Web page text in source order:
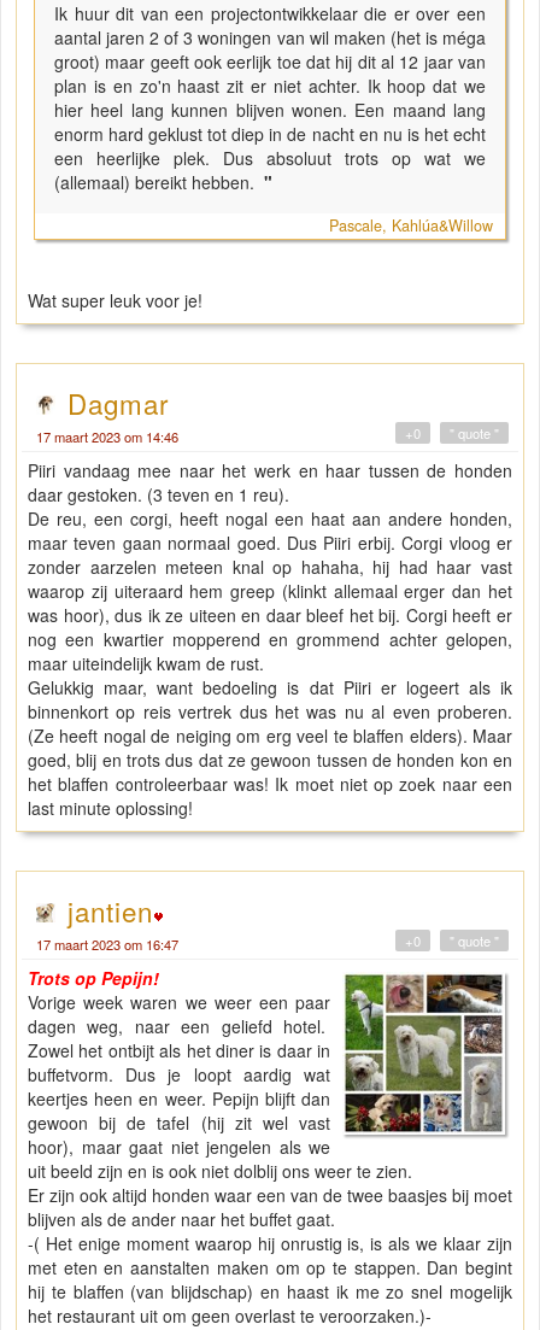
Ik huur dit van een projectontwikkelaar die er over een
aantal jaren 2 of 3 woningen van wil maken (het is méga
groot) maar geeft ook eerlijk toe dat hij dit al 12 jaar van
plan is en zo'n haast zit er niet achter. Ik hoop dat we
hier heel lang kunnen blijven wonen. Een maand lang
enorm hard geklust tot diep in de nacht en nu is het echt
een heerlijke plek. Dus absoluut trots op wat we
(allemaal) bereikt hebben. "
Pascale, Kahlúa&Willow
Wat super leuk voor je!
Dagmar
17 maart 2023 om 14:46 " quote "
+0
Piiri vandaag mee naar het werk en haar tussen de honden
daar gestoken. (3 teven en 1 reu).
De reu, een corgi, heeft nogal een haat aan andere honden,
maar teven gaan normaal goed. Dus Piiri erbij. Corgi vloog er
zonder aarzelen meteen knal op hahaha, hij had haar vast
waarop zij uiteraard hem greep (klinkt allemaal erger dan het
was hoor), dus ik ze uiteen en daar bleef het bij. Corgi heeft er
nog een kwartier mopperend en grommend achter gelopen,
maar uiteindelijk kwam de rust.
Gelukkig maar, want bedoeling is dat Piiri er logeert als ik
binnenkort op reis vertrek dus het was nu al even proberen.
(Ze heeft nogal de neiging om erg veel te blaffen elders). Maar
goed, blij en trots dus dat ze gewoon tussen de honden kon en
het blaffen controleerbaar was! Ik moet niet op zoek naar een
last minute oplossing!
jantien
17 maart 2023 om 16:47 " quote "
+0
Trots op Pepijn!
Vorige week waren we weer een paar
dagen weg, naar een geliefd hotel.
Zowel het ontbijt als het diner is daar in
buffetvorm. Dus je loopt aardig wat
keertjes heen en weer. Pepijn blijft dan
gewoon bij de tafel (hij zit wel vast
hoor), maar gaat niet jengelen als we
uit beeld zijn en is ook niet dolblij ons weer te zien.
Er zijn ook altijd honden waar een van de twee baasjes bij moet
blijven als de ander naar het buffet gaat.
-( Het enige moment waarop hij onrustig is, is als we klaar zijn
met eten en aanstalten maken om op te stappen. Dan begint
hij te blaffen (van blijdschap) en haast ik me zo snel mogelijk
het restaurant uit om geen overlast te veroorzaken.)-